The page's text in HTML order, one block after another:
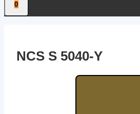
0
NCS S 5040‑Y